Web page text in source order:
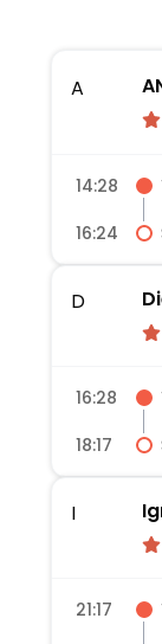
A
14:28
16:24
D
16:28
18:17
I
21:17